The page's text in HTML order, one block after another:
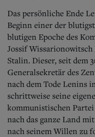
Das persönliche Ende
Beginn einer der
blutigen Epoche des
Jossif
Stalin. Dieser, seit dem
Generalsekretär des
nach dem Tode Lenins
schrittweise seine
kommunistischen
nach das ganze Land
nach seinem Willen zu